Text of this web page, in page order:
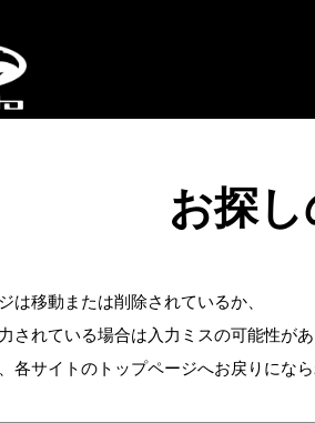
お探
は移動または削除されているか、
されている場合は入力ミスの可能性があ
各サイトのトップページへお戻りにな